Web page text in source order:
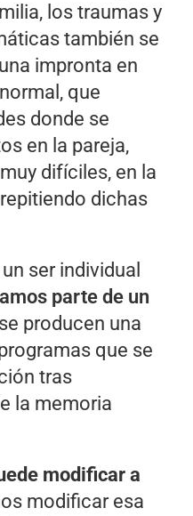
los traumas y
también se
impronta en
que
donde se
en la pareja,
difíciles, en la
dichas
ser individual
parte de un
producen una
que se
tras
la memoria
modificar a
modificar esa